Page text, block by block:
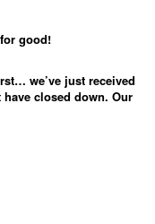
good!
we’ve just received
closed down. Our